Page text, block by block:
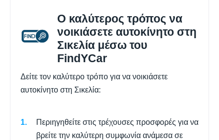
Ο καλύτερος τρόπος να
νοικιάσετε αυτοκίνητο στη
Σικελία μέσω του
FindYCar
Δείτε τον καλύτερο τρόπο για να νοικιάσετε
αυτοκίνητο στη Σικελία:
Περιηγηθείτε στις τρέχουσες προσφορές για να
βρείτε την καλύτερη συμφωνία ανάμεσα σε